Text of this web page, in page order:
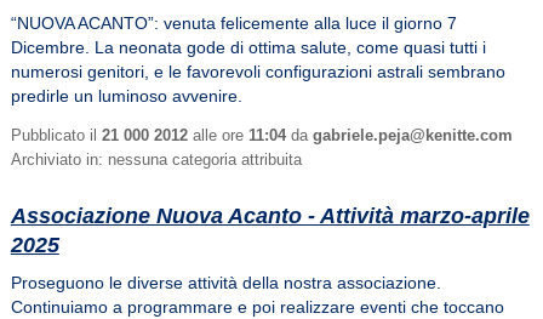
“NUOVA ACANTO”: venuta felicemente alla luce il giorno 7
Dicembre. La neonata gode di ottima salute, come quasi tutti i
numerosi genitori, e le favorevoli configurazioni astrali sembrano
predirle un luminoso avvenire.
Pubblicato il 21 000 2012 alle ore 11:04 da gabriele.peja@kenitte.com
Archiviato in: nessuna categoria attribuita
Associazione Nuova Acanto - Attività marzo-aprile
2025
Proseguono le diverse attività della nostra associazione.
Continuiamo a programmare e poi realizzare eventi che toccano